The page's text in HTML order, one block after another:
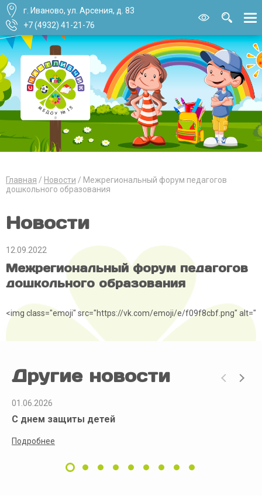
Версия для
г. Иваново, ул. Арсения, д. 83
+7 (4932) 41-21-76
Главная Новости
Межрегиональный форум педагогов
дошкольного образования
Новости
12.09.2022
Межрегиональный форум педагогов
дошкольного образования
<img class="emoji" src="https://vk.com/emoji/e/f09f8cbf.png" alt="
Другие новости
01.06.2026
С днем защиты детей
Подробнее